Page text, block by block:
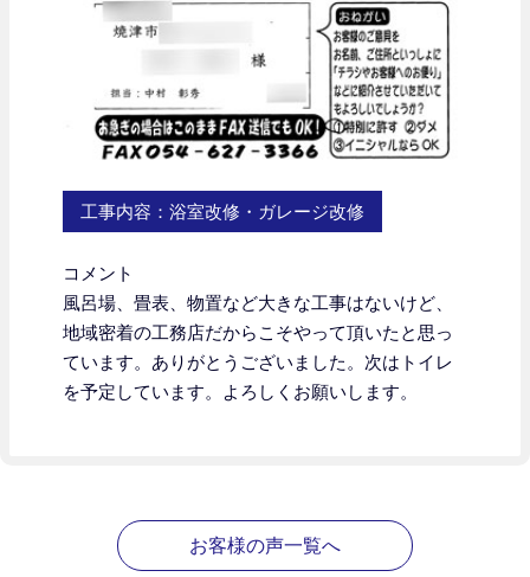
工事内容：浴室改修・ガレージ改修
コメント
風呂場、畳表、物置など大きな工事はないけど、
地域密着の工務店だからこそやって頂いたと思っ
ています。ありがとうございました。次はトイレ
を予定しています。よろしくお願いします。
お客様の声一覧へ